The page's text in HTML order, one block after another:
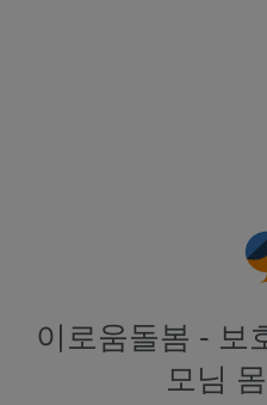
이로움돌봄 - 보
모님